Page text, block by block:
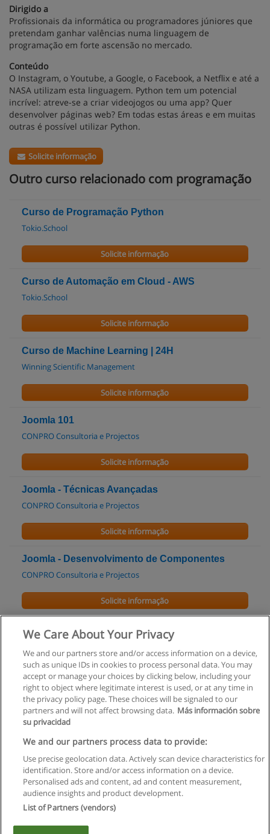
Dirigido a
Profissionais da informática ou programadores júniores que
pretendam ganhar valências numa linguagem de
programação em forte ascensão no mercado.
Conteúdo
O Instagram, o Youtube, a Google, o Facebook, a Netflix e até a
NASA utilizam esta linguagem. Python tem um potencial
incrível: atreve-se a criar videojogos ou uma app? Quer
desenvolver páginas web? Em todas estas áreas e em muitas
outras é possível utilizar Python.
Solicite informação
Outro curso relacionado com programação
Curso de Programação Python
Tokio.School
Solicite informação
Curso de Automação em Cloud - AWS
Tokio.School
Solicite informação
Curso de Machine Learning | 24H
Winning Scientific Management
Solicite informação
Joomla 101
CONPRO Consultoria e Projectos
Solicite informação
Joomla - Técnicas Avançadas
CONPRO Consultoria e Projectos
Solicite informação
Joomla - Desenvolvimento de Componentes
CONPRO Consultoria e Projectos
Solicite informação
Curso de Programação
Solicite informação
Regras de uso
Privacidade de dados
Entrar em contato com Educaedu
Copyright © Educaedu Business S.L. - CIF : B-95610580: -
We Care About Your Privacy
We and our partners store and/or access information on a device,
such as unique IDs in cookies to process personal data. You may
accept or manage your choices by clicking below, including your
right to object where legitimate interest is used, or at any time in
the privacy policy page. These choices will be signaled to our
partners and will not affect browsing data. Más información sobre
su privacidad
We and our partners process data to provide:
Use precise geolocation data. Actively scan device characteristics for
identification. Store and/or access information on a device.
Personalised ads and content, ad and content measurement,
audience insights and product development.
List of Partners (vendors)